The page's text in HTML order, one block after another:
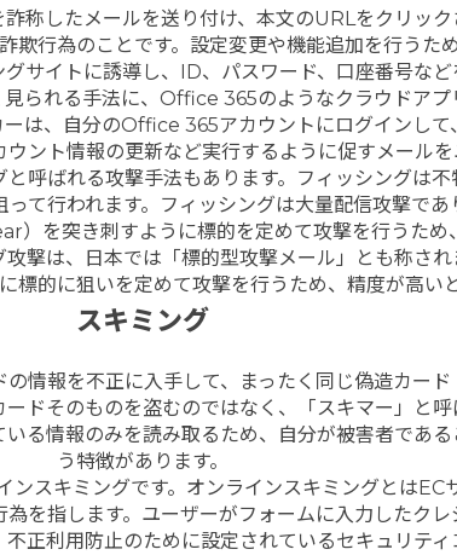
称したメールを送り付け、本文のURLをクリッ
欺行為のことです。設定変更や機能追加を行うた
サイトに誘導し、ID、パスワード、口座番号な
られる手法に、Office 365のようなクラウドア
は、自分のOffice 365アカウントにログインし
ント情報の更新など実行するように促すメールを
呼ばれる攻撃手法もあります。フィッシングは
て行われます。フィッシングは大量配信攻撃で
）を突き刺すように標的を定めて攻撃を行うため
撃は、日本では「標的型攻撃メール」とも称さ
的に狙いを定めて攻撃を行うため、精度が高い
スキミング
情報を不正に入手して、まったく同じ偽造カー
ドそのものを盗むのではなく、「スキマー」と
る情報のみを読み取るため、自分が被害者であ
う特徴があります。
ンスキミングです。オンラインスキミングとはEC
を指します。ユーザーがフォームに入力したク
正利用防止のために設定されているセキュリテ